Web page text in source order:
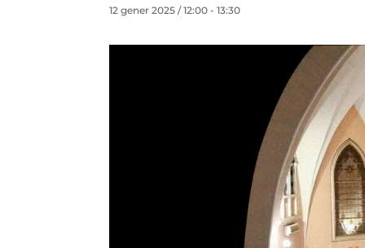
12 gener 2025 / 12:00 -13:30